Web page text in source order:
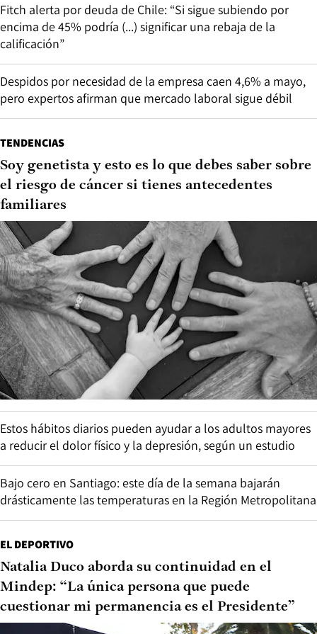
Fitch alerta por deuda de Chile: “Si sigue subiendo por
encima de 45% podría (...) significar una rebaja de la
calificación”
Despidos por necesidad de la empresa caen 4,6% a mayo,
pero expertos afirman que mercado laboral sigue débil
TENDENCIAS
Soy genetista y esto es lo que debes saber sobre
el riesgo de cáncer si tienes antecedentes
familiares
Estos hábitos diarios pueden ayudar a los adultos mayores
a reducir el dolor físico y la depresión, según un estudio
Bajo cero en Santiago: este día de la semana bajarán
drásticamente las temperaturas en la Región Metropolitana
EL DEPORTIVO
Natalia Duco aborda su continuidad en el
Mindep: “La única persona que puede
cuestionar mi permanencia es el Presidente”